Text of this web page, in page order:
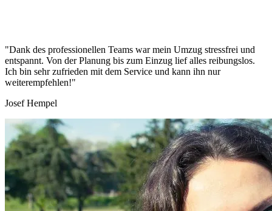
"Dank des professionellen Teams war mein Umzug stressfrei und
entspannt. Von der Planung bis zum Einzug lief alles reibungslos.
Ich bin sehr zufrieden mit dem Service und kann ihn nur
weiterempfehlen!"
Josef Hempel